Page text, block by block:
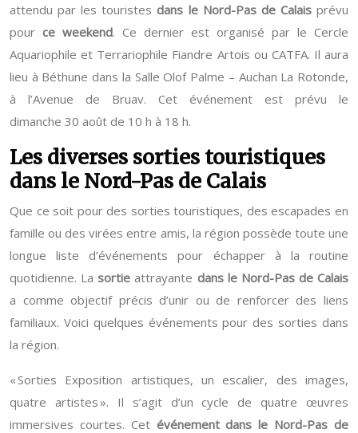
attendu par les touristes dans le Nord-Pas de Calaisprévu
pour ce weekend. Ce dernier est organisé par le Cercle
Aquariophile et Terrariophile Fiandre Artois ou CATFA. Il aura
lieu à Béthune dans la Salle Olof Palme – Auchan La Rotonde,
à l’Avenue de Bruav. Cet événement est prévu le
dimanche 30 août de 10 h à 18 h.
Les diverses sorties touristiques
dans le Nord-Pas de Calais
Que ce soit pour des sorties touristiques, des escapades en
famille ou des virées entre amis, la région possède toute une
longue liste d’événements pour échapper à la routine
quotidienne. Lasortie attrayante dans le Nord-Pas de Calais
a comme objectif précis d’unir ou de renforcer des liens
familiaux. Voici quelques événements pour des sorties dans
la région.
« Sorties Exposition artistiques, un escalier, des images,
quatre artistes ». Il s’agit d’un cycle de quatre œuvres
immersives courtes. Cet événement dans le Nord-Pas de